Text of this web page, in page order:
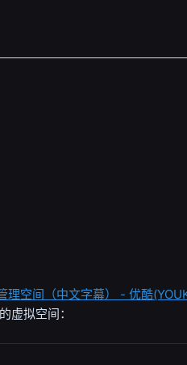
空间（中文字幕） - 优酷
虚拟空间：